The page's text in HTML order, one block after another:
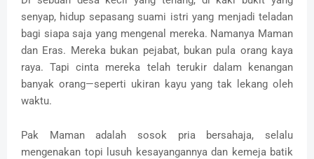
senyap, hidup sepasang suami istri yang menjadi teladan
bagi siapa saja yang mengenal mereka. Namanya Maman
dan Eras. Mereka bukan pejabat, bukan pula orang kaya
raya. Tapi cinta mereka telah terukir dalam kenangan
banyak orang—seperti ukiran kayu yang tak lekang oleh
waktu.
Pak Maman adalah sosok pria bersahaja, selalu
mengenakan topi lusuh kesayangannya dan kemeja batik